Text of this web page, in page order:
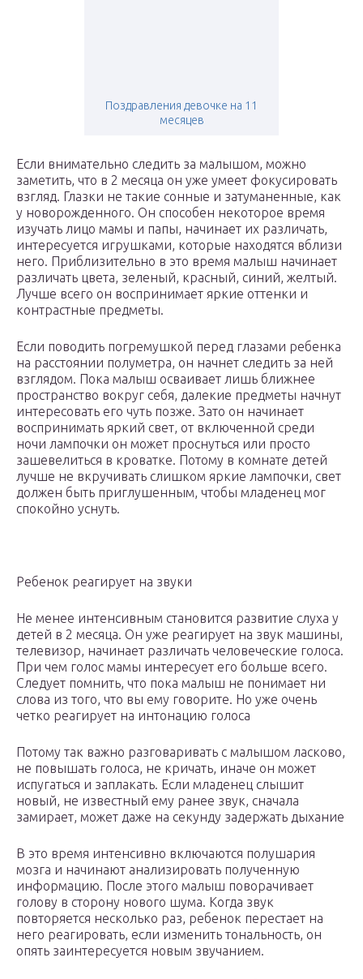
Поздравления девочке на 11
месяцев
Если внимательно следить за малышом, можно
заметить, что в 2 месяца он уже умеет фокусировать
взгляд. Глазки не такие сонные и затуманенные, как
у новорожденного. Он способен некоторое время
изучать лицо мамы и папы, начинает их различать,
интересуется игрушками, которые находятся вблизи
него. Приблизительно в это время малыш начинает
различать цвета, зеленый, красный, синий, желтый.
Лучше всего он воспринимает яркие оттенки и
контрастные предметы.
Если поводить погремушкой перед глазами ребенка
на расстоянии полуметра, он начнет следить за ней
взглядом. Пока малыш осваивает лишь ближнее
пространство вокруг себя, далекие предметы начнут
интересовать его чуть позже. Зато он начинает
воспринимать яркий свет, от включенной среди
ночи лампочки он может проснуться или просто
зашевелиться в кроватке. Потому в комнате детей
лучше не вкручивать слишком яркие лампочки, свет
должен быть приглушенным, чтобы младенец мог
спокойно уснуть.
Ребенок реагирует на звуки
Не менее интенсивным становится развитие слуха у
детей в 2 месяца. Он уже реагирует на звук машины,
телевизор, начинает различать человеческие голоса.
При чем голос мамы интересует его больше всего.
Следует помнить, что пока малыш не понимает ни
слова из того, что вы ему говорите. Но уже очень
четко реагирует на интонацию голоса
Потому так важно разговаривать с малышом ласково,
не повышать голоса, не кричать, иначе он может
испугаться и заплакать. Если младенец слышит
новый, не известный ему ранее звук, сначала
замирает, может даже на секунду задержать дыхание
В это время интенсивно включаются полушария
мозга и начинают анализировать полученную
информацию. После этого малыш поворачивает
голову в сторону нового шума. Когда звук
повторяется несколько раз, ребенок перестает на
него реагировать, если изменить тональность, он
опять заинтересуется новым звучанием.